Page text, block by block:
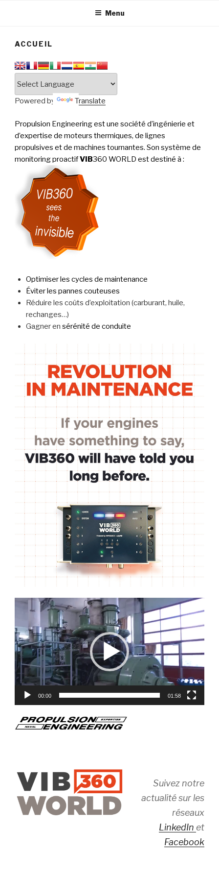
PERFORMANCE
Menu
ACCUEIL
Powered by Translate
Propulsion Engineering est une société d’ingénierie et
d’expertise de moteurs thermiques, de lignes
propulsives et de machines tournantes. Son système de
monitoring proactifVIB360 WORLD est destiné à :
Optimiser les cycles de maintenance
Éviter les pannes couteuses
Réduire les coûts d’exploitation (carburant, huile,
rechanges…)
Gagner en sérénité de conduite
Lecteur
00:00 01:58
Suivez notre
actualité sur les
réseaux
LinkedIn et
Facebook